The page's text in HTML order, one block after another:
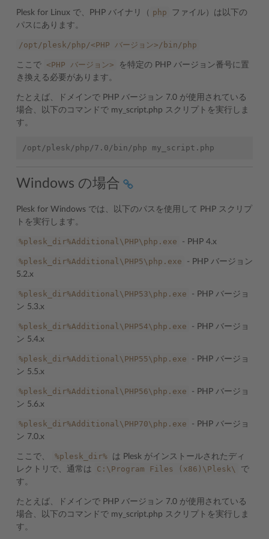
Plesk for Linux で、PHP バイナリ（ php
ファイル）は以下の
パスにあります。
/opt/plesk/php/<PHP バージョン>/bin/php
ここで <PHP バージョン>
を特定の PHP バージョン番号に置
き換える必要があります。
たとえば、ドメインで PHP バージョン 7.0 が使用されている
場合、以下のコマンドで my_script.php スクリプトを実行しま
す。
Windows の場合
Plesk for Windows では、以下のパスを使用して PHP スクリプ
トを実行します。
%plesk_dir%Additional\PHP\php.exe - PHP 4.x
%plesk_dir%Additional\PHP5\php.exe
- PHP バージョン
5.2.x
%plesk_dir%Additional\PHP53\php.exe
- PHP バージョ
ン 5.3.x
%plesk_dir%Additional\PHP54\php.exe
- PHP バージョ
ン 5.4.x
%plesk_dir%Additional\PHP55\php.exe
- PHP バージョ
ン 5.5.x
%plesk_dir%Additional\PHP56\php.exe
- PHP バージョ
ン 5.6.x
%plesk_dir%Additional\PHP70\php.exe
- PHP バージョ
ン 7.0.x
ここで、 %plesk_dir%
は Plesk がインストールされたディ
レクトリで、通常は
C:\Program Files (x86)\Plesk\
で
す。
たとえば、ドメインで PHP バージョン 7.0 が使用されている
場合、以下のコマンドで my_script.php スクリプトを実行しま
す。